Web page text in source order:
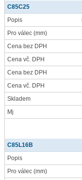
C85C25
Popis
Pro válec (mm)
Cena bez DPH
Cena vč. DPH
Cena bez DPH
Cena vč. DPH
Skladem
Mj
C85L16B
Popis
Pro válec (mm)